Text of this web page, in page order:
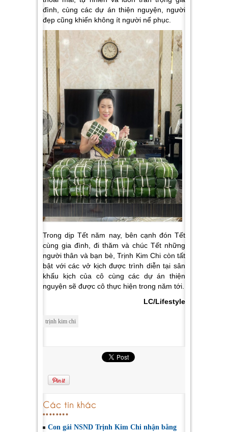
đình, cùng các dự án thiện nguyện, người
đẹp cũng khiến không ít người nể phục.
Trong dịp Tết năm nay, bên cạnh đón Tết
cùng gia đình, đi thăm và chúc Tết những
người thân và bạn bè, Trịnh Kim Chi còn tất
bật với các vở kịch được trình diễn tại sân
khấu kịch của cô cùng các dự án thiện
nguyện sẽ được cô thực hiện trong năm tới.
LC/Lifestyle
trịnh kim chi
Các tin khác
Con gái NSND Trịnh Kim Chi nhận bằng